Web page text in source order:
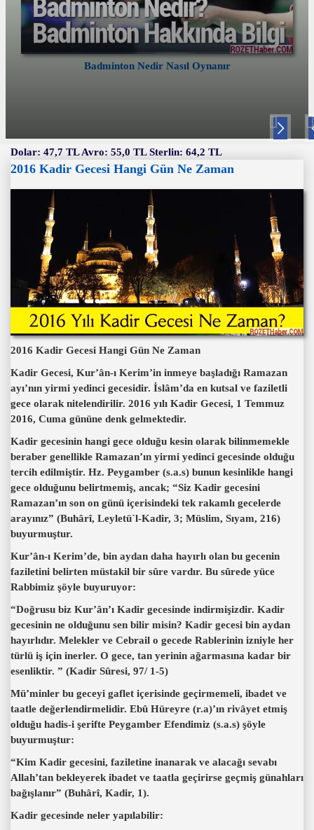
Badminton Nedir Nasıl Oynanır
Nex
Dolar: 47,7 TL Avro: 55,0 TL Sterlin: 64,2 TL
2016 Kadir Gecesi Hangi Gün Ne Zaman
2016 Kadir Gecesi Hangi Gün Ne Zaman
Kadir Gecesi, Kur’ân-ı Kerim’in inmeye başladığı Ramazan
ayı’nın yirmi yedinci gecesidir. İslâm’da en kutsal ve faziletli
gece olarak nitelendirilir. 2016 yılı Kadir Gecesi, 1 Temmuz
2016, Cuma gününe denk gelmektedir.
Kadir gecesinin hangi gece olduğu kesin olarak bilinmemekle
beraber genellikle Ramazan’ın yirmi yedinci gecesinde olduğu
tercih edilmiştir. Hz. Peygamber (s.a.s) bunun kesinlikle hangi
gece olduğunu belirtmemiş, ancak; “Siz Kadir gecesini
Ramazan’ın son on günü içerisindeki tek rakamlı gecelerde
arayınız” (Buhârî, Leyletü`l-Kadir, 3; Müslim, Sıyam, 216)
buyurmuştur.
Kur’ân-ı Kerim’de, bin aydan daha hayırlı olan bu gecenin
faziletini belirten müstakil bir sûre vardır. Bu sûrede yüce
Rabbimiz şöyle buyuruyor:
“Doğrusu biz Kur’ân’ı Kadir gecesinde indirmişizdir. Kadir
gecesinin ne olduğunu sen bilir misin? Kadir gecesi bin aydan
hayırlıdır. Melekler ve Cebrail o gecede Rablerinin izniyle her
türlü iş için inerler. O gece, tan yerinin ağarmasına kadar bir
esenliktir. ” (Kadir Sûresi, 97/ 1-5)
Mü’minler bu geceyi gaflet içerisinde geçirmemeli, ibadet ve
taatle değerlendirmelidir. Ebû Hüreyre (r.a)’ın rivâyet etmiş
olduğu hadis-i şerifte Peygamber Efendimiz (s.a.s) şöyle
buyurmuştur:
“Kim Kadir gecesini, faziletine inanarak ve alacağı sevabı
Allah’tan bekleyerek ibadet ve taatla geçirirse geçmiş günahları
bağışlanır” (Buhârî, Kadir, 1).
Kadir gecesinde neler yapılabilir: